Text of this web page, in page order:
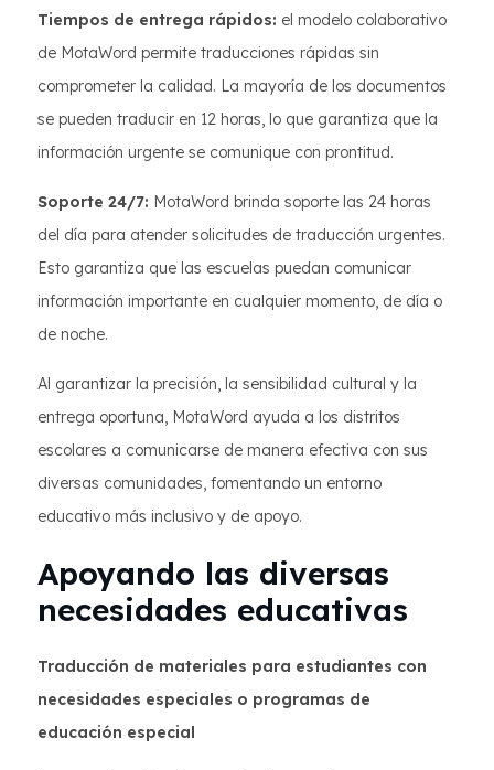
Tiempos de entrega rápidos: el modelo colaborativo
de MotaWord permite traducciones rápidas sin
comprometer la calidad. La mayoría de los documentos
se pueden traducir en 12 horas, lo que garantiza que la
información urgente se comunique con prontitud.
Soporte 24/7: MotaWord brinda soporte las 24 horas
del día para atender solicitudes de traducción urgentes.
Esto garantiza que las escuelas puedan comunicar
información importante en cualquier momento, de día o
de noche.
Al garantizar la precisión, la sensibilidad cultural y la
entrega oportuna, MotaWord ayuda a los distritos
escolares a comunicarse de manera efectiva con sus
diversas comunidades, fomentando un entorno
educativo más inclusivo y de apoyo.
Apoyando las diversas
necesidades educativas
Traducción de materiales para estudiantes con
necesidades especiales o programas de
educación especial